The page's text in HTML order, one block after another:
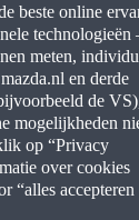
Digital
beste online
technologieën
meten,
en derde
de
mogelijkheden
op “Privacy
over cookies
“alles accepteren